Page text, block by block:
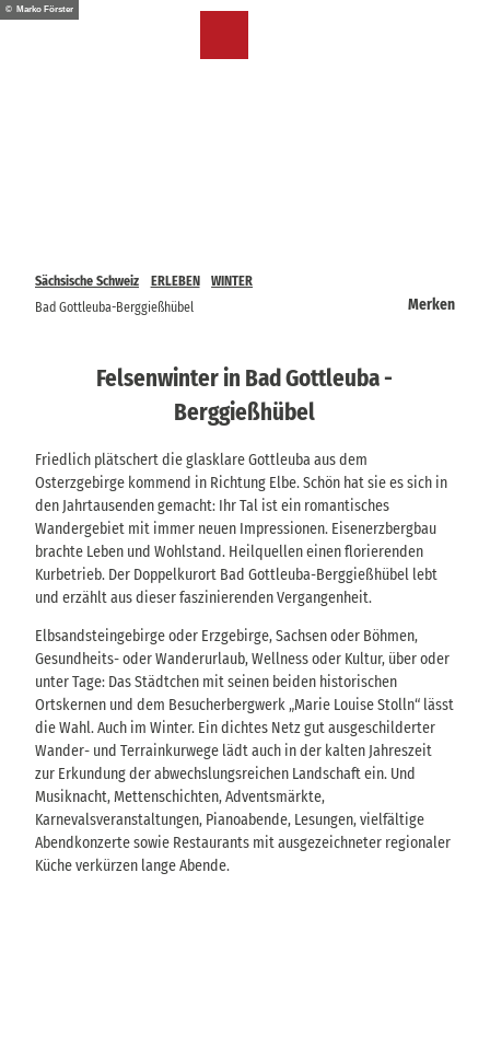
Z© Marko Förster
Sächsische Schweiz ERLEBEN
WINTER
Bad Gottleuba-Berggießhübel
Merken
Felsenwinter in Bad Gottleuba -
Berggießhübel
Friedlich plätschert die glasklare Gottleuba aus dem
Osterzgebirge kommend in Richtung Elbe. Schön hat sie es sich in
den Jahrtausenden gemacht: Ihr Tal ist ein romantisches
Wandergebiet mit immer neuen Impressionen. Eisenerzbergbau
brachte Leben und Wohlstand. Heilquellen einen florierenden
Kurbetrieb. Der Doppelkurort Bad Gottleuba-Berggießhübel lebt
und erzählt aus dieser faszinierenden Vergangenheit.
Elbsandsteingebirge oder Erzgebirge, Sachsen oder Böhmen,
Gesundheits- oder Wanderurlaub, Wellness oder Kultur, über oder
unter Tage: Das Städtchen mit seinen beiden historischen
Ortskernen und dem Besucherbergwerk „Marie Louise Stolln“ lässt
die Wahl. Auch im Winter. Ein dichtes Netz gut ausgeschilderter
Wander- und Terrainkurwege lädt auch in der kalten Jahreszeit
zur Erkundung der abwechslungsreichen Landschaft ein. Und
Musiknacht, Mettenschichten, Adventsmärkte,
Karnevalsveranstaltungen, Pianoabende, Lesungen, vielfältige
Abendkonzerte sowie Restaurants mit ausgezeichneter regionaler
Küche verkürzen lange Abende.